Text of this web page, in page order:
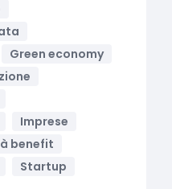
Green economy
Imprese
benefit
Startup